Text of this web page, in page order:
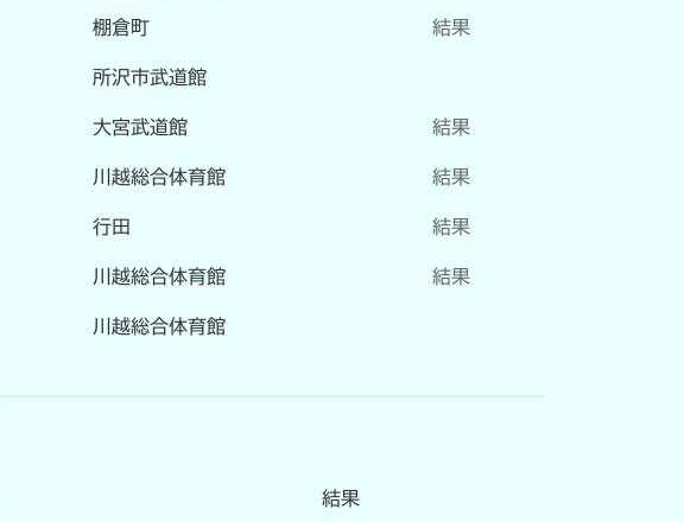
棚倉町 結果
所沢市武道館
大宮武道館 結果
川越総合体育館 結果
行田 結果
川越総合体育館 結果
川越総合体育館
結果